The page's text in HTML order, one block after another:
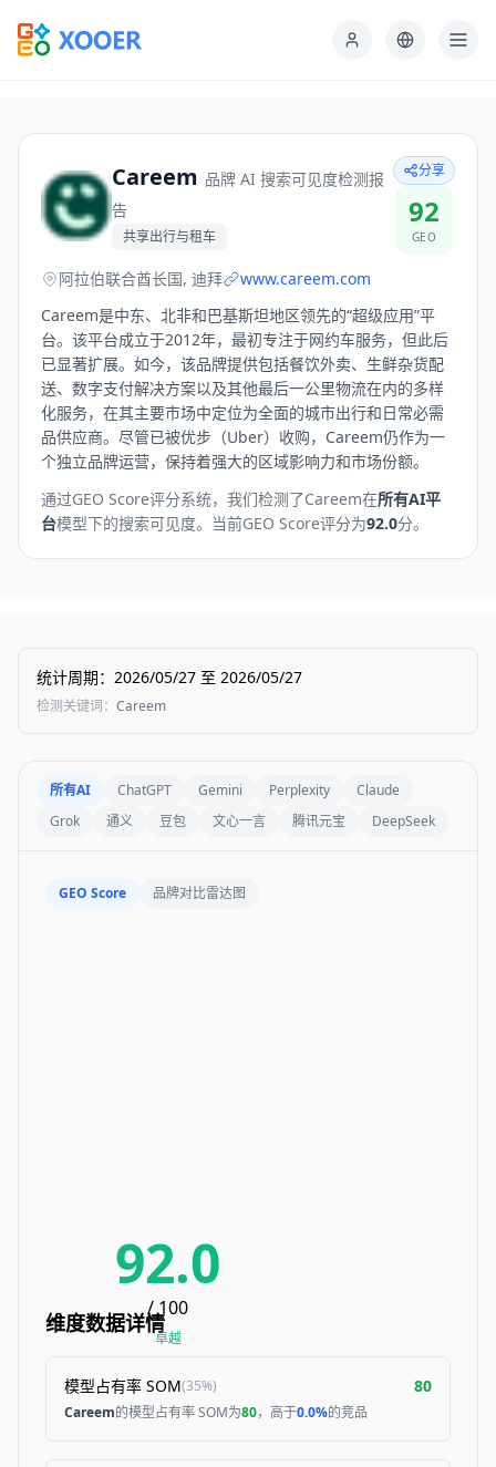
Careem 品牌 AI 搜索可见度检测报
告
共享出行与租车
分享
92
GEO
阿拉伯联合酋长国, 迪拜
www.careem.com
Careem是中东、北非和巴基斯坦地区领先的“超级应用”平
台。该平台成立于2012年，最初专注于网约车服务，但此后
已显著扩展。如今，该品牌提供包括餐饮外卖、生鲜杂货配
送、数字支付解决方案以及其他最后一公里物流在内的多样
化服务，在其主要市场中定位为全面的城市出行和日常必需
品供应商。尽管已被优步（Uber）收购，Careem仍作为一
个独立品牌运营，保持着强大的区域影响力和市场份额。
通过GEO Score评分系统，我们检测了Careem在所有AI平
台模型下的搜索可见度。 当前GEO Score评分为92.0分。
统计周期： 2026/05/27 至 2026/05/27
检测关键词： Careem
所有AI ChatGPT Gemini Perplexity
Claude
Grok
通义 豆包 文心一言 腾讯元宝 DeepSeek
GEO Score 品牌对比雷达图
92.0
/ 100
卓越
维度数据详情
模型占有率 SOM(35%) 80
Careem的模型占有率 SOM为80，高于0.0%的竞品